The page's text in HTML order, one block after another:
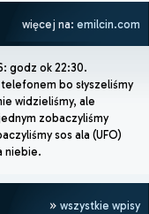
więcej na: emilcin.com
godz ok 22:30.
bo słyszeliśmy
widzieliśmy, ale
zobaczyliśmy
sos ala (UFO)
niebie.
wszystkie wpisy